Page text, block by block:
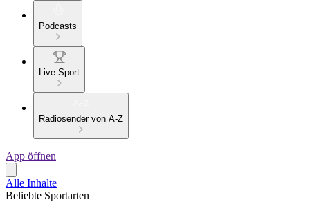
Podcasts
Live Sport
Radiosender von A-Z
App öffnen
Alle Inhalte
Beliebte Sportarten